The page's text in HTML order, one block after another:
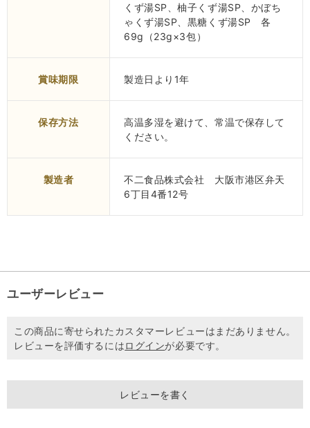
くず湯SP、柚子くず湯SP、かぼち
ゃくず湯SP、黒糖くず湯SP 各
69g（23g×3包）
賞味期限 製造日より1年
保存方法
高温多湿を避けて、常温で保存して
ください。
製造者
不二食品株式会社 大阪市港区弁天
6丁目4番12号
ユーザーレビュー
この商品に寄せられたカスタマーレビューはまだありません。
レビューを評価するにはログインが必要です。
レビューを書く